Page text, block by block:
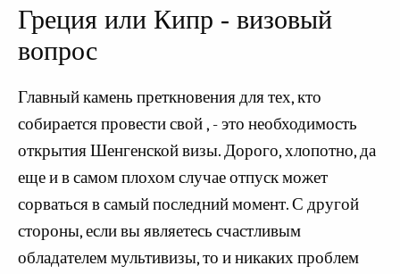
Греция или Кипр - визовый
вопрос
Главный камень преткновения для тех, кто
собирается провести свой , - это необходимость
открытия Шенгенской визы. Дорого, хлопотно, да
еще и в самом плохом случае отпуск может
сорваться в самый последний момент. С другой
стороны, если вы являетесь счастливым
обладателем мультивизы, то и никаких проблем